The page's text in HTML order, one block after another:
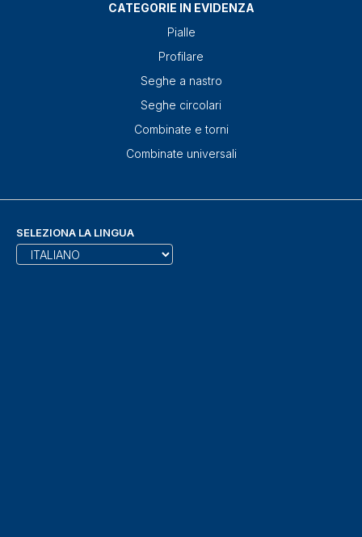
CATEGORIE IN EVIDENZA
Pialle
Profilare
Seghe a nastro
Seghe circolari
Combinate e torni
Combinate universali
SELEZIONA LA LINGUA